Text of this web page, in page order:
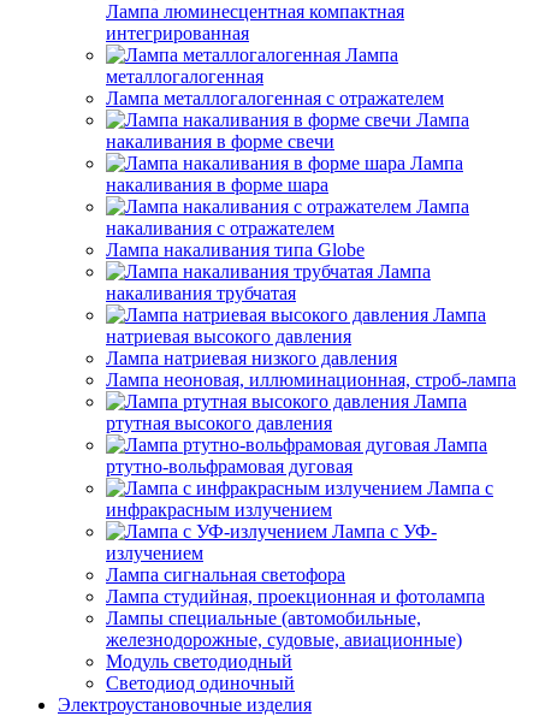
Лампа люминесцентная компактная
интегрированная
Лампа
металлогалогенная
Лампа металлогалогенная с отражателем
Лампа
накаливания в форме свечи
Лампа
накаливания в форме шара
Лампа
накаливания с отражателем
Лампа накаливания типа Globe
Лампа
накаливания трубчатая
Лампа
натриевая высокого давления
Лампа натриевая низкого давления
Лампа неоновая, иллюминационная, строб-лампа
Лампа
ртутная высокого давления
Лампа
ртутно-вольфрамовая дуговая
Лампа с
инфракрасным излучением
Лампа с УФ-
излучением
Лампа сигнальная светофора
Лампа студийная, проекционная и фотолампа
Лампы специальные (автомобильные,
железнодорожные, судовые, авиационные)
Модуль светодиодный
Светодиод одиночный
Электроустановочные изделия